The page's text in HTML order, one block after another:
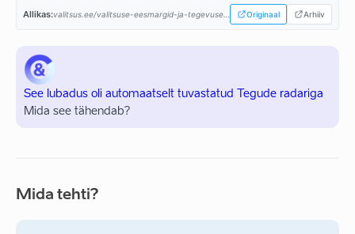
Allikas: Originaal Arhiiv
See lubadus oli automaatselt tuvastatud Tegude radariga
Mida see tähendab?
Mida tehti?